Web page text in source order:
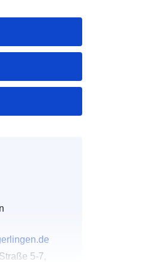
5-7,